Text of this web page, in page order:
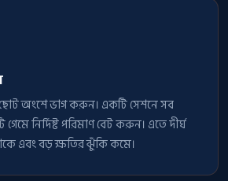
অংশে ভাগ করুন। একটি সেশনে সব
গেমে নির্দিষ্ট পরিমাণ বেট করুন। এতে দীর্ঘ
এবং বড় ক্ষতির ঝুঁকি কমে।